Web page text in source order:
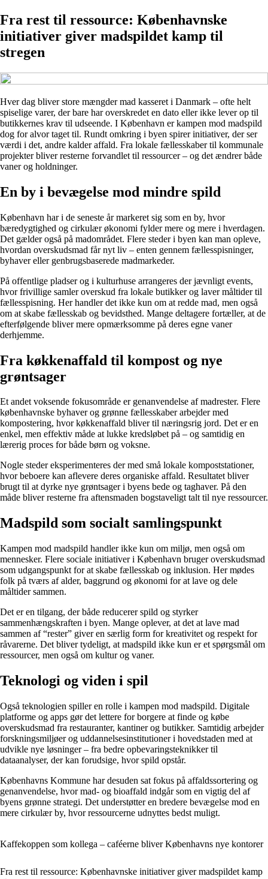
Fra rest til ressource: Københavnske
initiativer giver madspildet kamp til
stregen
Hver dag bliver store mængder mad kasseret i Danmark – ofte helt
spiselige varer, der bare har overskredet en dato eller ikke lever op til
butikkernes krav til udseende. I København er kampen mod madspild
dog for alvor taget til. Rundt omkring i byen spirer initiativer, der ser
værdi i det, andre kalder affald. Fra lokale fællesskaber til kommunale
projekter bliver resterne forvandlet til ressourcer – og det ændrer både
vaner og holdninger.
En by i bevægelse mod mindre spild
København har i de seneste år markeret sig som en by, hvor
bæredygtighed og cirkulær økonomi fylder mere og mere i hverdagen.
Det gælder også på madområdet. Flere steder i byen kan man opleve,
hvordan overskudsmad får nyt liv – enten gennem fællesspisninger,
byhaver eller genbrugsbaserede madmarkeder.
På offentlige pladser og i kulturhuse arrangeres der jævnligt events,
hvor frivillige samler overskud fra lokale butikker og laver måltider til
fællesspisning. Her handler det ikke kun om at redde mad, men også
om at skabe fællesskab og bevidsthed. Mange deltagere fortæller, at de
efterfølgende bliver mere opmærksomme på deres egne vaner
derhjemme.
Fra køkkenaffald til kompost og nye
grøntsager
Et andet voksende fokusområde er genanvendelse af madrester. Flere
københavnske byhaver og grønne fællesskaber arbejder med
kompostering, hvor køkkenaffald bliver til næringsrig jord. Det er en
enkel, men effektiv måde at lukke kredsløbet på – og samtidig en
lærerig proces for både børn og voksne.
Nogle steder eksperimenteres der med små lokale kompoststationer,
hvor beboere kan aflevere deres organiske affald. Resultatet bliver
brugt til at dyrke nye grøntsager i byens bede og taghaver. På den
måde bliver resterne fra aftensmaden bogstaveligt talt til nye ressourcer.
Madspild som socialt samlingspunkt
Kampen mod madspild handler ikke kun om miljø, men også om
mennesker. Flere sociale initiativer i København bruger overskudsmad
som udgangspunkt for at skabe fællesskab og inklusion. Her mødes
folk på tværs af alder, baggrund og økonomi for at lave og dele
måltider sammen.
Det er en tilgang, der både reducerer spild og styrker
sammenhængskraften i byen. Mange oplever, at det at lave mad
sammen af “rester” giver en særlig form for kreativitet og respekt for
råvarerne. Det bliver tydeligt, at madspild ikke kun er et spørgsmål om
ressourcer, men også om kultur og vaner.
Teknologi og viden i spil
Også teknologien spiller en rolle i kampen mod madspild. Digitale
platforme og apps gør det lettere for borgere at finde og købe
overskudsmad fra restauranter, kantiner og butikker. Samtidig arbejder
forskningsmiljøer og uddannelsesinstitutioner i hovedstaden med at
udvikle nye løsninger – fra bedre opbevaringsteknikker til
dataanalyser, der kan forudsige, hvor spild opstår.
Københavns Kommune har desuden sat fokus på affaldssortering og
genanvendelse, hvor mad- og bioaffald indgår som en vigtig del af
byens grønne strategi. Det understøtter en bredere bevægelse mod en
mere cirkulær by, hvor ressourcerne udnyttes bedst muligt.
Kaffekoppen som kollega – caféerne bliver Københavns nye kontorer
Fra rest til ressource: Københavnske initiativer giver madspildet kamp